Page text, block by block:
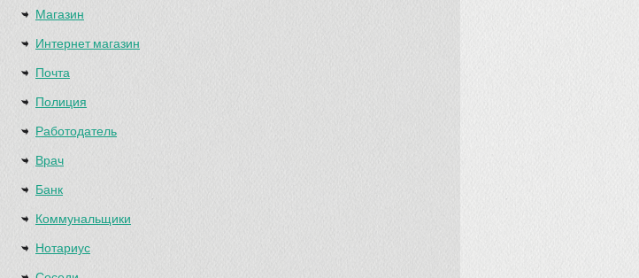
Магазин
Интернет магазин
Почта
Полиция
Работодатель
Врач
Банк
Коммунальщики
Нотариус